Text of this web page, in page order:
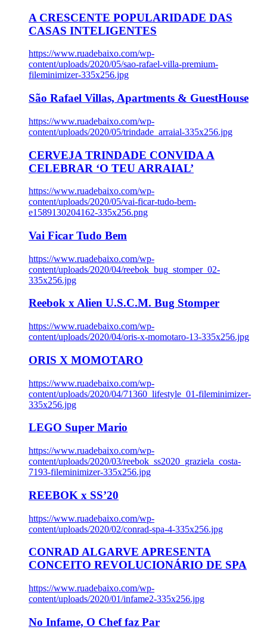
A CRESCENTE POPULARIDADE DAS
CASAS INTELIGENTES
https://www.ruadebaixo.com/wp-
content/uploads/2020/05/sao-rafael-villa-premium-
fileminimizer-335x256.jpg
São Rafael Villas, Apartments & GuestHouse
https://www.ruadebaixo.com/wp-
content/uploads/2020/05/trindade_arraial-335x256.jpg
CERVEJA TRINDADE CONVIDA A
CELEBRAR ‘O TEU ARRAIAL’
https://www.ruadebaixo.com/wp-
content/uploads/2020/05/vai-ficar-tudo-bem-
e1589130204162-335x256.png
Vai Ficar Tudo Bem
https://www.ruadebaixo.com/wp-
content/uploads/2020/04/reebok_bug_stomper_02-
335x256.jpg
Reebok x Alien U.S.C.M. Bug Stomper
https://www.ruadebaixo.com/wp-
content/uploads/2020/04/oris-x-momotaro-13-335x256.jpg
ORIS X MOMOTARO
https://www.ruadebaixo.com/wp-
content/uploads/2020/04/71360_lifestyle_01-fileminimizer-
335x256.jpg
LEGO Super Mario
https://www.ruadebaixo.com/wp-
content/uploads/2020/03/reebok_ss2020_graziela_costa-
7193-fileminimizer-335x256.jpg
REEBOK x SS’20
https://www.ruadebaixo.com/wp-
content/uploads/2020/02/conrad-spa-4-335x256.jpg
CONRAD ALGARVE APRESENTA
CONCEITO REVOLUCIONÁRIO DE SPA
https://www.ruadebaixo.com/wp-
content/uploads/2020/01/infame2-335x256.jpg
No Infame, O Chef faz Par